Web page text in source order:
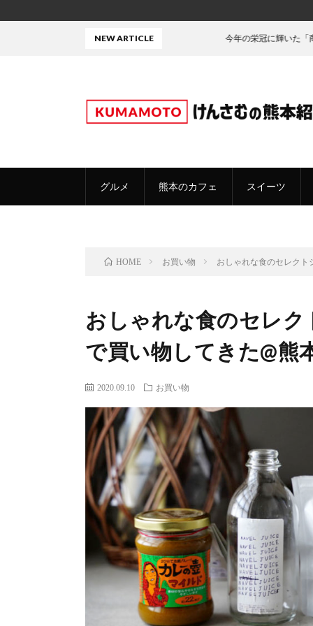
グルメ 熊本のカフェ スイーツ
NEW ARTICLE 今年の栄冠に輝いた「商品」がこちら
HOME お買い物 おしゃれな食のセレクト
おしゃれな食のセレ
で買い物してきた@熊
2020.09.10 お買い物